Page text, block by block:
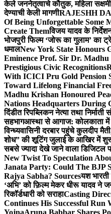
केले जननेतृत्वाचे कौतुक, महिला
देण्याची केली मागणीRAJESHH
Of Being Unforgettable Some
Create Themविजय यादव के
भोजपुरी फिल्म ‘जोरू का गुलाम’ का
धमालNew York State Honours
Eminence Prof. Sir Dr.
Prestigious Civic Recognitions
With ICICI Pru Gold Pension
Toward Lifelong Financial
Madhu Krishan Honoured
Nations Headquarters During
दिंडीत रिपब्लिकन नेत्या तथा
सहभागआस्था से आगाज: कोलकाता में
विन्ध्यवासिनी दरबार पहुंचे कुलदीप
शोध” की शूटिंग जुलाई के आखिर में शुरू
सबसे ज्यादा देखे जाने वाला डिजिटल
New Twist To Speculation
Janata Party: Could The BJP
Rajya Sabha? Sourcesयश
‘अभि’ को फ़िल्म मेकर धीरू यादव ने
रिकॉर्डधारी को सराहाCasting
Continues His Successful Run